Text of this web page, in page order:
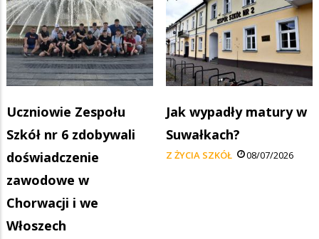
Uczniowie Zespołu
Szkół nr 6 zdobywali
doświadczenie
zawodowe w
Chorwacji i we
Włoszech
Jak wypadły matury w
Suwałkach?
Z ŻYCIA SZKÓŁ 08/07/2026